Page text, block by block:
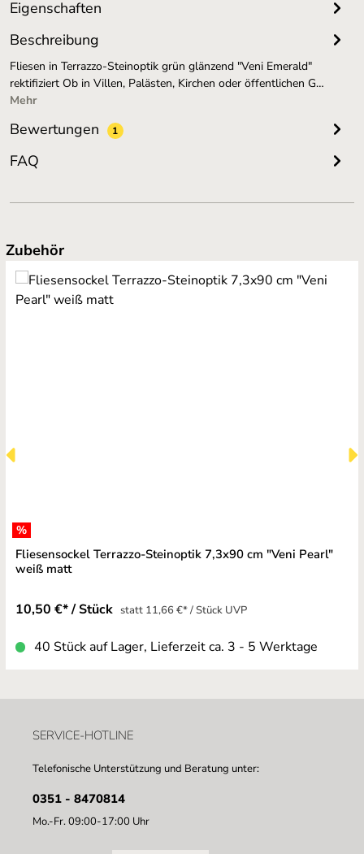
Eigenschaften
Beschreibung
Fliesen in Terrazzo-Steinoptik grün glänzend "Veni Emerald"
rektifiziert Ob in Villen, Palästen, Kirchen oder öffentlichen G…
Mehr
Bewertungen 1
FAQ
Produktgalerie überspringen
Zubehör
%
Fliesensockel Terrazzo-Steinoptik 7,3x90 cm "Veni Pearl"
weiß matt
10,50 €* / Stück statt 11,66 €* / Stück UVP
40 Stück auf Lager, Lieferzeit ca. 3 - 5 Werktage
SERVICE-HOTLINE
Telefonische Unterstützung und Beratung unter:
0351 - 8470814
Mo.-Fr. 09:00-17:00 Uhr